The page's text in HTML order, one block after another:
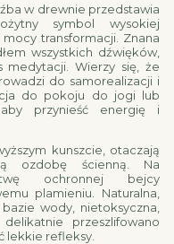
w drewnie przedstawia
symbol wysokiej
transformacji. Znana
wszystkich dźwięków,
medytacji. Wierzy się, że
do samorealizacji i
do pokoju do jogi lub
przynieść energię i
kunszcie, otaczają
ozdobę ścienną. Na
ochronnej bejcy
plamieniu. Naturalna,
wody, nietoksyczna,
przeszlifowano
lekkie refleksy.